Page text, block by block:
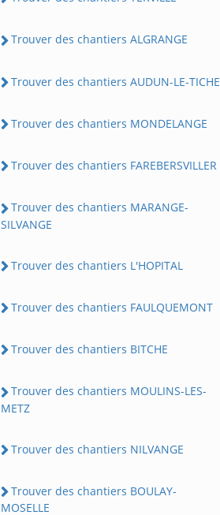
Trouver des chantiers ALGRANGE
Trouver des chantiers AUDUN-LE-TICHE
Trouver des chantiers MONDELANGE
Trouver des chantiers FAREBERSVILLER
Trouver des chantiers MARANGE-
SILVANGE
Trouver des chantiers L'HOPITAL
Trouver des chantiers FAULQUEMONT
Trouver des chantiers BITCHE
Trouver des chantiers MOULINS-LES-
METZ
Trouver des chantiers NILVANGE
Trouver des chantiers BOULAY-
MOSELLE